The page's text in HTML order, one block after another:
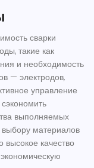
сварки
такие как
и необходимость
— электродов,
управление
выполняемых
материалов
высокое качество